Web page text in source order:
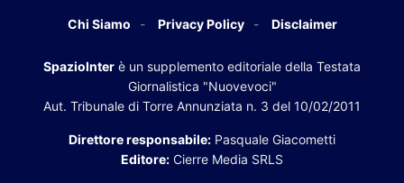
Chi Siamo Privacy Policy Disclaimer
SpazioInter è un supplemento editoriale della Testata
Giornalistica "Nuovevoci"
Aut. Tribunale di Torre Annunziata n. 3 del 10/02/2011
Direttore responsabile: Pasquale Giacometti
Editore: Cierre Media SRLS